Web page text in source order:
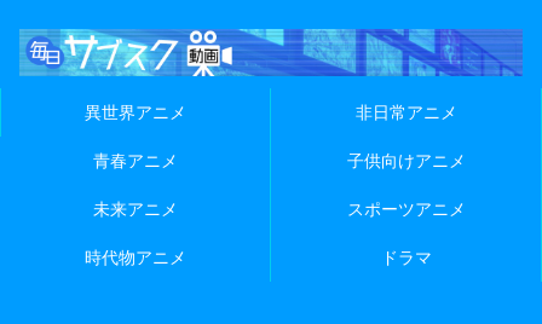
異世界アニメ 非日常アニメ
青春アニメ 子供向けアニメ
未来アニメ スポーツアニメ
時代物アニメ ドラマ